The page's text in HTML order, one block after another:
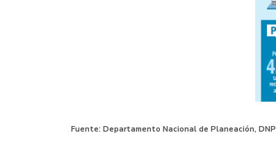
Fuente: Departamento Nacional de Planeación, DNP